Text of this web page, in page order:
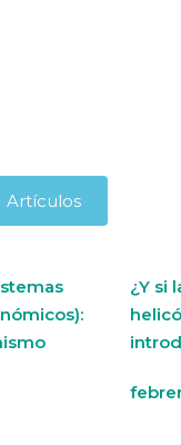
Artículos
¿Y si